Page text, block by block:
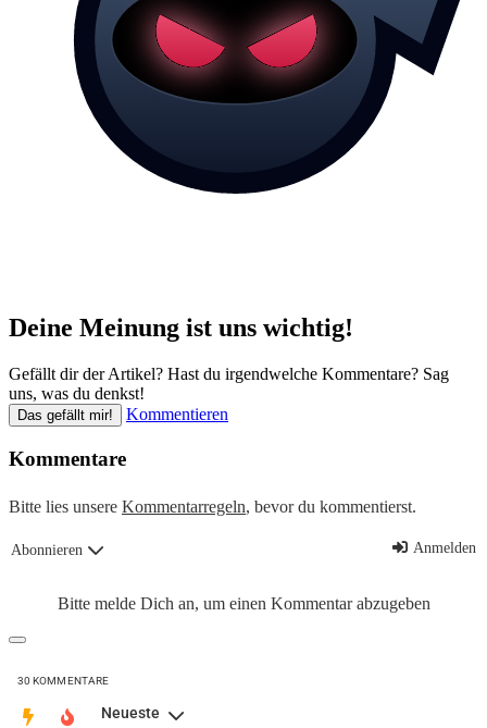
Deine Meinung ist uns wichtig!
Gefällt dir der Artikel? Hast du irgendwelche Kommentare? Sag
uns, was du denkst!
Das gefällt mir! Kommentieren
Kommentare
Bitte lies unsere Kommentarregeln, bevor du kommentierst.
Abonnieren Anmelden
Bitte melde Dich an, um einen Kommentar abzugeben
30 KOMMENTARE
Neueste